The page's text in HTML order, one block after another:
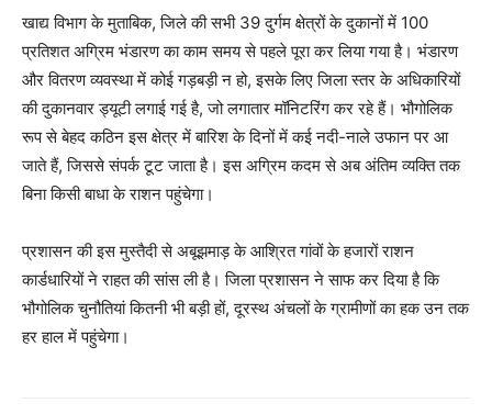
खाद्य विभाग के मुताबिक, जिले की सभी 39 दुर्गम क्षेत्रों के दुकानों में 100
प्रतिशत अग्रिम भंडारण का काम समय से पहले पूरा कर लिया गया है। भंडारण
और वितरण व्यवस्था में कोई गड़बड़ी न हो, इसके लिए जिला स्तर के अधिकारियों
की दुकानवार ड्यूटी लगाई गई है, जो लगातार मॉनिटरिंग कर रहे हैं। भौगोलिक
रूप से बेहद कठिन इस क्षेत्र में बारिश के दिनों में कई नदी-नाले उफान पर आ
जाते हैं, जिससे संपर्क टूट जाता है। इस अग्रिम कदम से अब अंतिम व्यक्ति तक
बिना किसी बाधा के राशन पहुंचेगा।
​प्रशासन की इस मुस्तैदी से अबूझमाड़ के आश्रित गांवों के हजारों राशन
कार्डधारियों ने राहत की सांस ली है। जिला प्रशासन ने साफ कर दिया है कि
भौगोलिक चुनौतियां कितनी भी बड़ी हों, दूरस्थ अंचलों के ग्रामीणों का हक उन तक
हर हाल में पहुंचेगा।